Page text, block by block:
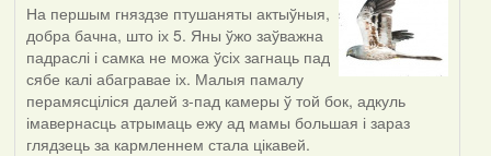
На першым гняздзе птушаняты актыўныя,
добра бачна, што іх 5. Яны ўжо заўважна
падраслі і самка не можа ўсіх загнаць пад
сябе калі абагравае іх. Малыя памалу
перамясціліся далей з-пад камеры ў той бок, адкуль
імавернасць атрымаць ежу ад мамы большая і зараз
глядзець за кармленнем стала цікавей.